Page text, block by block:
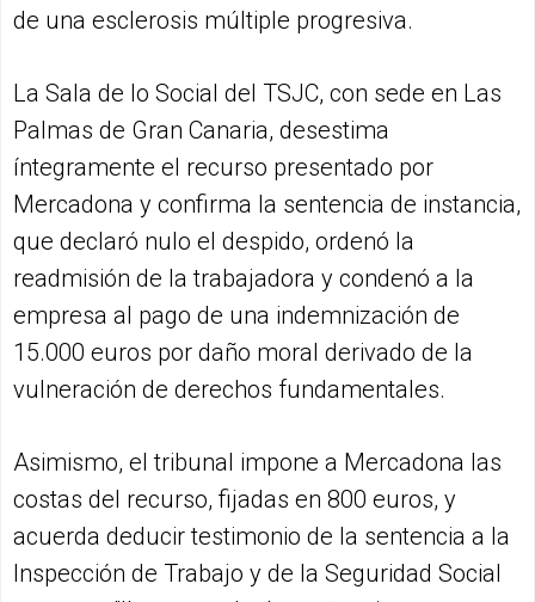
de una esclerosis múltiple progresiva.
La Sala de lo Social del TSJC, con sede en Las
Palmas de Gran Canaria, desestima
íntegramente el recurso presentado por
Mercadona y confirma la sentencia de instancia,
que declaró nulo el despido, ordenó la
readmisión de la trabajadora y condenó a la
empresa al pago de una indemnización de
15.000 euros por daño moral derivado de la
vulneración de derechos fundamentales.
Asimismo, el tribunal impone a Mercadona las
costas del recurso, fijadas en 800 euros, y
acuerda deducir testimonio de la sentencia a la
Inspección de Trabajo y de la Seguridad Social